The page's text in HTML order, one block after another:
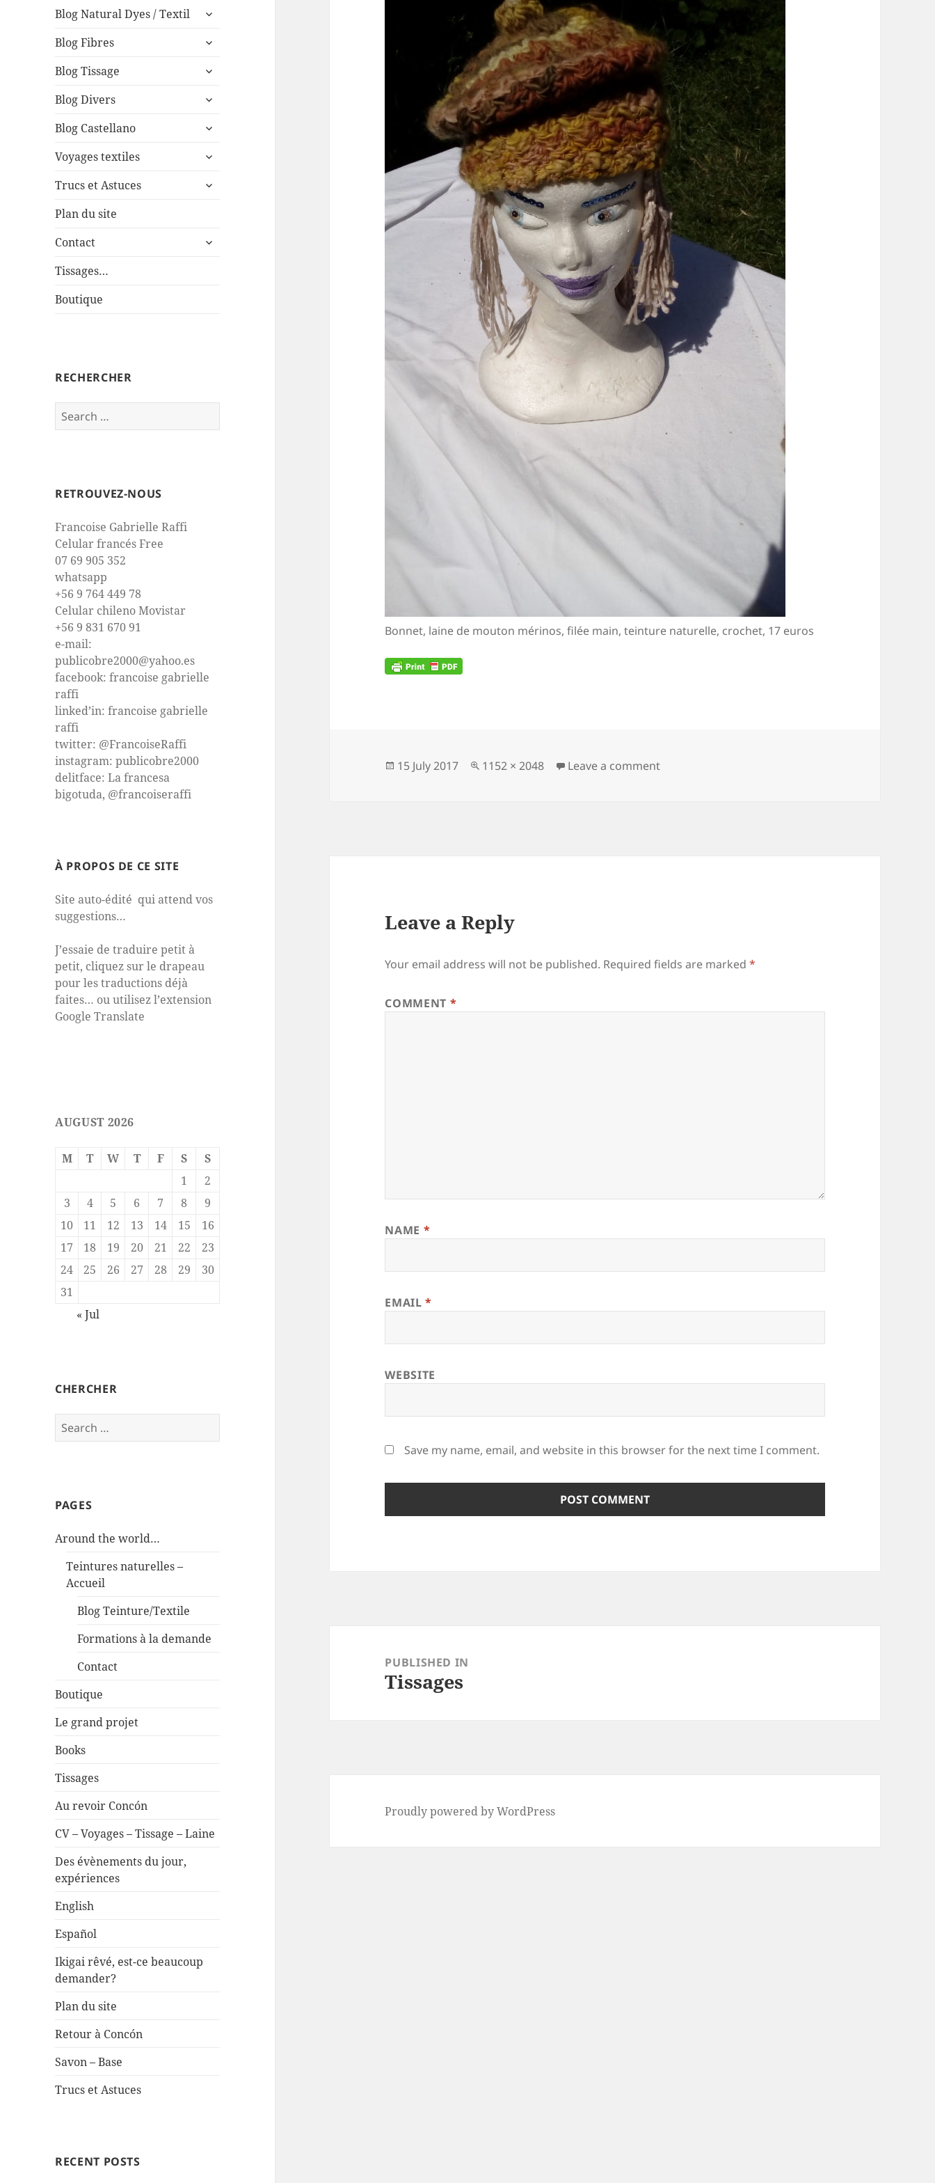
menu
Blog Natural Dyes / Textil
expand
menu
Blog Fibres
expand
menu
Blog Tissage
expand
menu
Blog Divers
expand
menu
Blog Castellano
expand
menu
Voyages textiles
expand
menu
Trucs et Astuces
expand
Plan du site
Contact
expand
Tissages…
Boutique
RECHERCHER
Search
for:
RETROUVEZ-NOUS
Francoise Gabrielle Raffi
Celular francés Free
07 69 905 352
whatsapp
+56 9 764 449 78
Celular chileno Movistar
+56 9 831 670 91
e-mail:
publicobre2000@yahoo.es
facebook: francoise gabrielle
raffi
linked’in: francoise gabrielle
raffi
twitter: @FrancoiseRaffi
instagram: publicobre2000
delitface: La francesa
bigotuda, @francoiseraffi
À PROPOS DE CE SITE
Site auto-édité qui attend vos
suggestions…
J’essaie de traduire petit à
petit, cliquez sur le drapeau
pour les traductions déjà
faites… ou utilisez l’extension
Google Translate
AUGUST 2026
M T W T F S
S
1
2
3
4 5 6 7 8
9
10
11 12 13 14 15
16
17
18 19 20 21 22
23
24
25 26 27 28 29
30
31
« Jul
CHERCHER
Search
for:
PAGES
Around the world…
Teintures naturelles –
Accueil
Blog Teinture/Textile
Formations à la demande
Contact
Boutique
Le grand projet
Books
Tissages
Au revoir Concón
CV – Voyages – Tissage – Laine
Des évènements du jour,
expériences
English
Español
Ikigai rêvé, est-ce beaucoup
demander?
Plan du site
Retour à Concón
Savon – Base
Trucs et Astuces
RECENT POSTS
Bonnet, laine de mouton mérinos, filée main, teinture naturelle, crochet, 17 euros
Posted
15 July 2017
Full
1152 × 2048 Leave a commenton IMG_20170715_115825
Leave a Reply
Your email address will not be published. Required fields are marked*
COMMENT *
NAME *
EMAIL*
WEBSITE
Save my name, email, and website in this browser for the next time I comment.
navigationPUBLISHED IN
Tissages
Proudly powered by WordPress